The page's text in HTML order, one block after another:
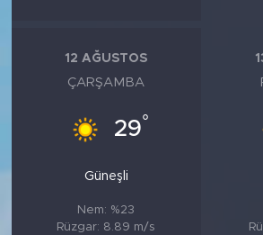
12 AĞUSTOS
ÇARŞAMBA
29°
Güneşli
Nem: %23
Rüzgar: 8.89 m/s